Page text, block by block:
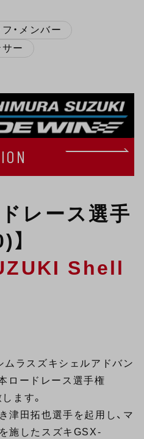
・メンバー
ー
ドレース選手
Shell
ムラスズキシェルアドバン
ロードレース選手権
ます。
津田拓也選手を起用し、マ
施したスズキGSX-